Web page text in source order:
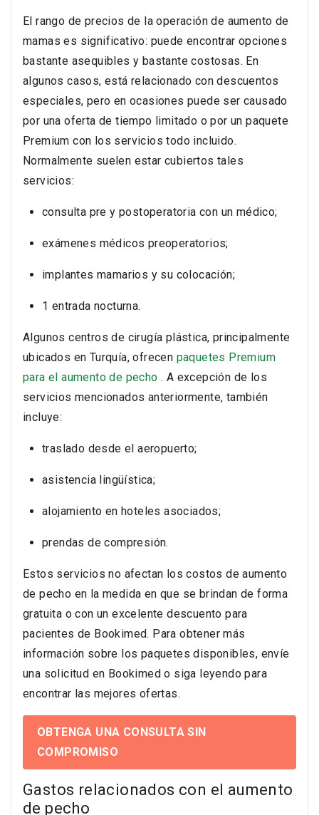
El rango de precios de la operación de aumento de
mamas es significativo: puede encontrar opciones
bastante asequibles y bastante costosas. En
algunos casos, está relacionado con descuentos
especiales, pero en ocasiones puede ser causado
por una oferta de tiempo limitado o por un paquete
Premium con los servicios todo incluido.
Normalmente suelen estar cubiertos tales
servicios:
consulta pre y postoperatoria con un médico;
exámenes médicos preoperatorios;
implantes mamarios y su colocación;
1 entrada nocturna.
Algunos centros de cirugía plástica, principalmente
ubicados en Turquía, ofrecen paquetes Premium
para el aumento de pecho . A excepción de los
servicios mencionados anteriormente, también
incluye:
traslado desde el aeropuerto;
asistencia lingüística;
alojamiento en hoteles asociados;
prendas de compresión.
Estos servicios no afectan los costos de aumento
de pecho en la medida en que se brindan de forma
gratuita o con un excelente descuento para
pacientes de Bookimed. Para obtener más
información sobre los paquetes disponibles, envíe
una solicitud en Bookimed o siga leyendo para
encontrar las mejores ofertas.
OBTENGA UNA CONSULTA SIN
COMPROMISO
Gastos relacionados con el aumento
de pecho